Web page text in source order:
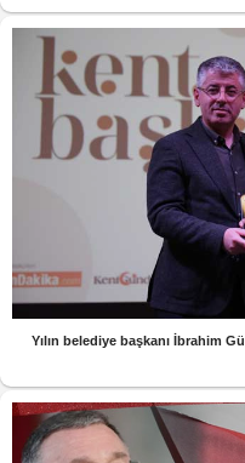
Yılın belediye başkanı İbrahim Gül